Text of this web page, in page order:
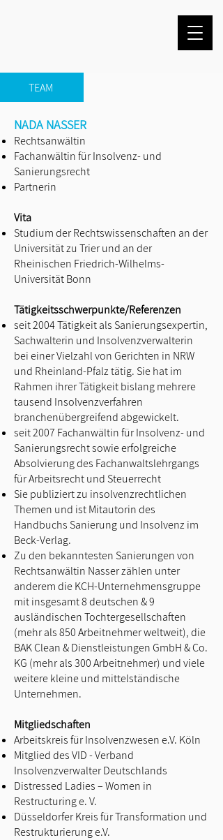
TEAM
NADA NASSER
Rechtsanwältin
Fachanwältin für Insolvenz- und
Sanierungsrecht
Partnerin
Vita
Studium der Rechtswissenschaften an der
Universität zu Trier und an der
Rheinischen Friedrich-Wilhelms-
Universität Bonn
Tätigkeitsschwerpunkte/Referenzen
seit 2004 Tätigkeit als Sanierungsexpertin,
Sachwalterin und Insolvenzverwalterin
bei einer Vielzahl von Gerichten in NRW
und Rheinland-Pfalz tätig. Sie hat im
Rahmen ihrer Tätigkeit bislang mehrere
tausend Insolvenzverfahren
branchenübergreifend abgewickelt.
seit 2007 Fachanwältin für Insolvenz- und
Sanierungsrecht sowie erfolgreiche
Absolvierung des Fachanwaltslehrgangs
für Arbeitsrecht und Steuerrecht
Sie publiziert zu insolvenzrechtlichen
Themen und ist Mitautorin des
Handbuchs Sanierung und Insolvenz im
Beck-Verlag.
Zu den bekanntesten Sanierungen von
Rechtsanwältin Nasser zählen unter
anderem die KCH-Unternehmensgruppe
mit insgesamt 8 deutschen & 9
ausländischen Tochtergesellschaften
(mehr als 850 Arbeitnehmer weltweit), die
BAK Clean & Dienstleistungen GmbH & Co.
KG (mehr als 300 Arbeitnehmer) und viele
weitere kleine und mittelständische
Unternehmen.
Mitgliedschaften
Arbeitskreis für Insolvenzwesen e.V. Köln
Mitglied des VID - Verband
Insolvenzverwalter Deutschlands
Distressed Ladies – Women in
Restructuring e. V.
Düsseldorfer Kreis für Transformation und
Restrukturierung e.V.